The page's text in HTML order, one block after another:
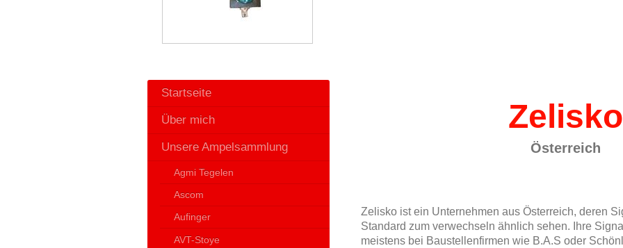
Zelisko
Österreich
Zelisko ist ein Unternehmen aus Österreich, deren
Standard zum verwechseln ähnlich sehen. Ihre
meistens bei Baustellenfirmen wie B.A.S oder
Startseite
Über mich
Unsere Ampelsammlung
Agmi Tegelen
Ascom
Aufinger
AVT-Stoye